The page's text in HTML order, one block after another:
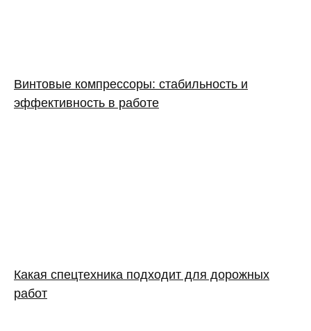
Винтовые компрессоры: стабильность и
эффективность в работе
Какая спецтехника подходит для дорожных
работ